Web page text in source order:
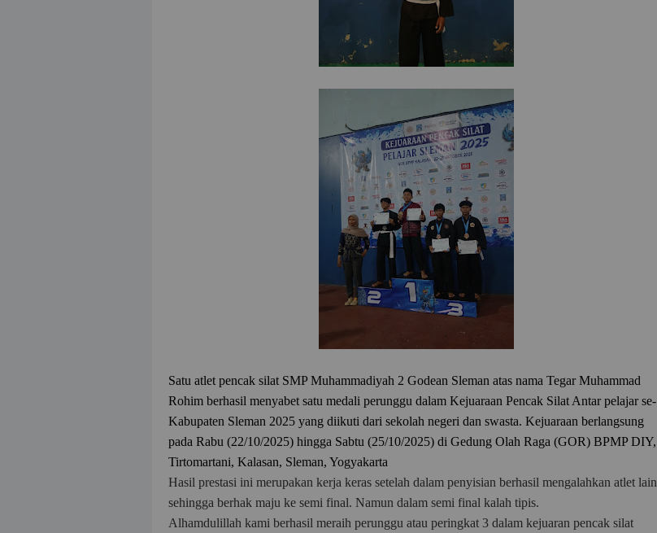
Satu atlet pencak silat SMP Muhammadiyah 2 Godean Sleman atas nama Tegar Muhammad
Rohim berhasil menyabet satu medali perunggu dalam Kejuaraan Pencak Silat Antar pelajar se-
Kabupaten Sleman 2025 yang diikuti dari sekolah negeri dan swasta. Kejuaraan berlangsung
pada Rabu (22/10/2025) hingga Sabtu (25/10/2025) di Gedung Olah Raga (GOR) BPMP DIY,
Tirtomartani, Kalasan, Sleman, Yogyakarta
Hasil prestasi ini merupakan kerja keras setelah dalam penyisian berhasil mengalahkan atlet lain
sehingga berhak maju ke semi final. Namun dalam semi final kalah tipis.
Alhamdulillah kami berhasil meraih perunggu atau peringkat 3 dalam kejuaran pencak silat